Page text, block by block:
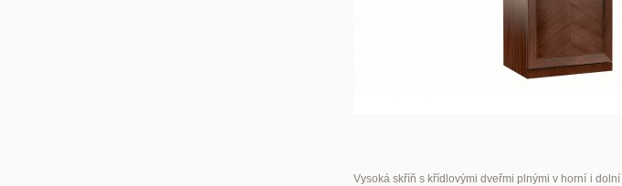
Vysoká skříň s křídlovými dveřmi plnými v horní i